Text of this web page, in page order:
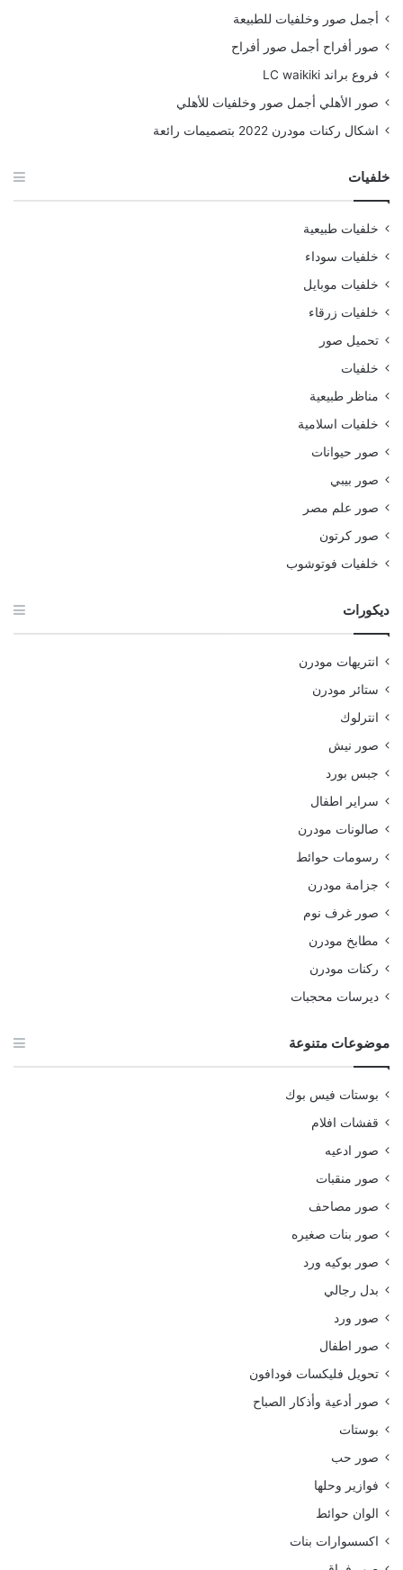
أجمل صور وخلفيات للطبيعة
صور أفراح أجمل صور أفراح
فروع براند LC waikiki
صور الأهلي أجمل صور وخلفيات للأهلي
اشكال ركنات مودرن 2022 بتصميمات رائعة
خلفيات
خلفيات طبيعية
خلفيات سوداء
خلفيات موبايل
خلفيات زرقاء
تحميل صور
خلفيات
مناظر طبيعية
خلفيات اسلامية
صور حيوانات
صور بيبي
صور علم مصر
صور كرتون
خلفيات فوتوشوب
ديكورات
انتريهات مودرن
ستائر مودرن
انترلوك
صور نيش
جبس بورد
سراير اطفال
صالونات مودرن
رسومات حوائط
جزامة مودرن
صور غرف نوم
مطابخ مودرن
ركنات مودرن
ديرسات محجبات
موضوعات متنوعة
بوستات فيس بوك
قفشات افلام
صور ادعيه
صور منقبات
صور مصاحف
صور بنات صغيره
صور بوكيه ورد
بدل رجالي
صور ورد
صور اطفال
تحويل فليكسات فودافون
صور أدعية وأذكار الصباح
بوستات
صور حب
فوازير وحلها
الوان حوائط
اكسسوارات بنات